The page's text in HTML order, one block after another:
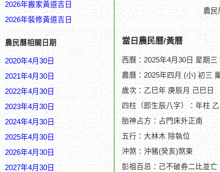
2026年搬家黃道吉日
2026年裝修黃道吉日
農民曆相關日期
2020年4月30日
2021年4月30日
2022年4月30日
2023年4月30日
2024年4月30日
2025年4月30日
2026年4月30日
2027年4月30日
農
當日農民曆/黃曆
西曆：2025年4月30日 星期三
農曆：2025年四月 (小) 初三
歲次：乙巳年 庚辰月 己巳日
四柱（即生辰八字）：年柱
胎神占方：占門床外正南
五行：大林木 除執位
沖煞：沖豬(癸亥)煞東
彭祖百忌：己不破券二比並